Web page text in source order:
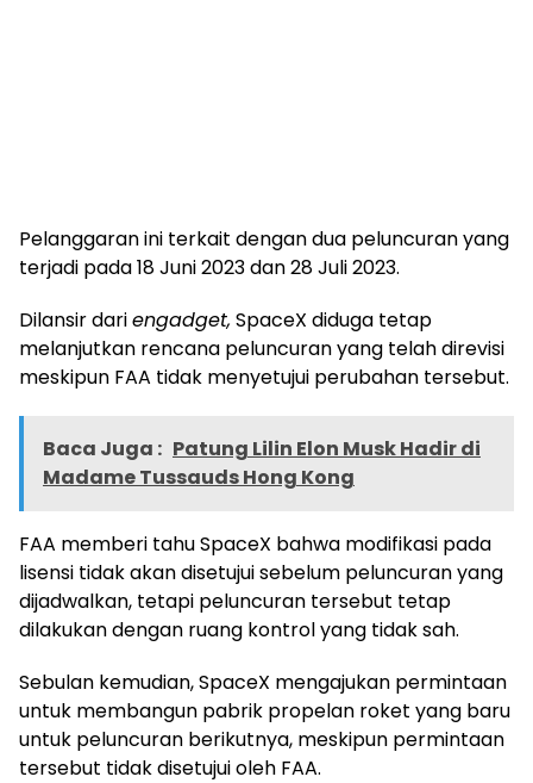
Pelanggaran ini terkait dengan dua peluncuran yang
terjadi pada 18 Juni 2023 dan 28 Juli 2023.
Dilansir dariengadget, SpaceX diduga tetap
melanjutkan rencana peluncuran yang telah direvisi
meskipun FAA tidak menyetujui perubahan tersebut.
Baca Juga : Patung Lilin Elon Musk Hadir di
Madame Tussauds Hong Kong
FAA memberi tahu SpaceX bahwa modifikasi pada
lisensi tidak akan disetujui sebelum peluncuran yang
dijadwalkan, tetapi peluncuran tersebut tetap
dilakukan dengan ruang kontrol yang tidak sah.
Sebulan kemudian, SpaceX mengajukan permintaan
untuk membangun pabrik propelan roket yang baru
untuk peluncuran berikutnya, meskipun permintaan
tersebut tidak disetujui oleh FAA.